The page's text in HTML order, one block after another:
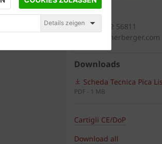
Details zeigen
Generale
+39 0542 56811
italia@wienerberger.com
Downloads
Scheda Tecnica Pica
PDF - 1 MB
Cartigli CE/DoP
Download all